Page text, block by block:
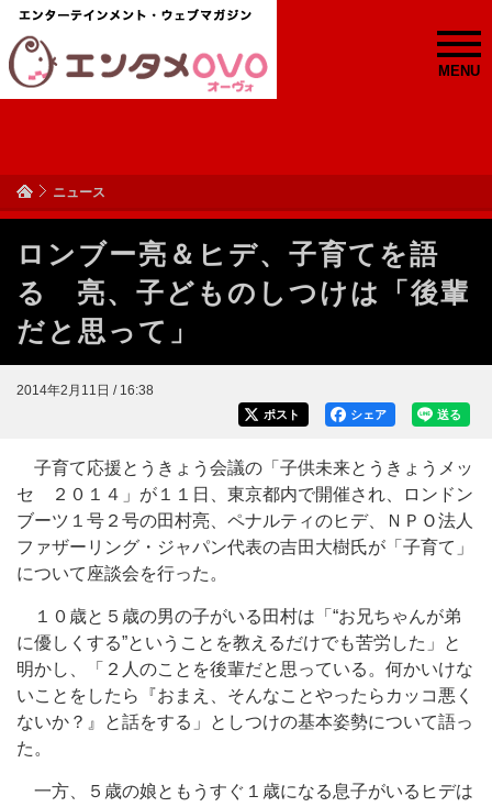
MENU
ニュース
ロンブー亮＆ヒデ、子育てを語
る 亮、子どものしつけは「後輩
だと思って」
2014年2月11日 / 16:38
送る
シェア
ポスト
子育て応援とうきょう会議の「子供未来とうきょうメッ
セ ２０１４」が１１日、東京都内で開催され、ロンドン
ブーツ１号２号の田村亮、ペナルティのヒデ、ＮＰＯ法人
ファザーリング・ジャパン代表の吉田大樹氏が「子育て」
について座談会を行った。
１０歳と５歳の男の子がいる田村は「“お兄ちゃんが弟
に優しくする”ということを教えるだけでも苦労した」と
明かし、「２人のことを後輩だと思っている。何かいけな
いことをしたら『おまえ、そんなことやったらカッコ悪く
ないか？』と話をする」としつけの基本姿勢について語っ
た。
一方、５歳の娘ともうすぐ１歳になる息子がいるヒデは